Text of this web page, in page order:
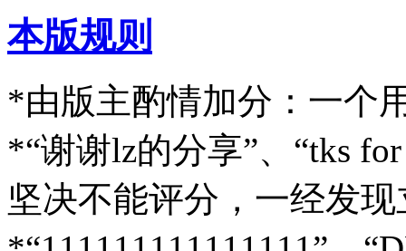
本版规则
*由版主酌情加分：一个
*“谢谢lz的分享”、“tks
坚决不能评分，一经发